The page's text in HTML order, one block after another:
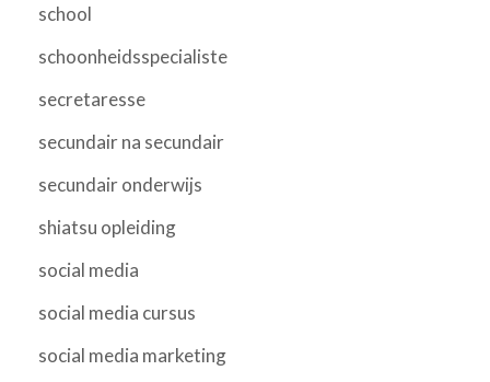
school
schoonheidsspecialiste
secretaresse
secundair na secundair
secundair onderwijs
shiatsu opleiding
social media
social media cursus
social media marketing